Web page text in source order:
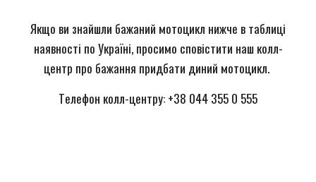
Якщо ви знайшли бажаний мотоцикл нижче в таблиці
наявності по Україні, просимо сповістити наш колл-
центр про бажання придбати диний мотоцикл.
Телефон колл-центру: +38 044 355 0 555